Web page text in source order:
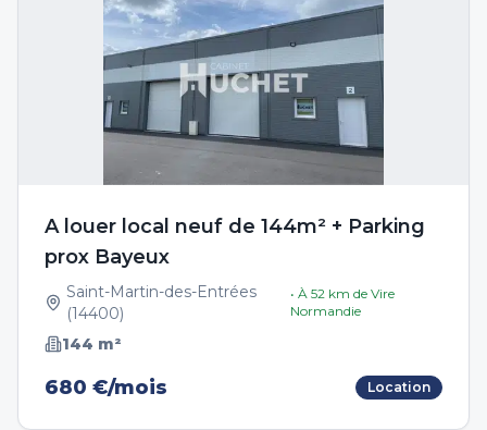
A louer local neuf de 144m² + Parking
prox Bayeux
Saint-Martin-des-Entrées
(14400)
• À52 km deVire
Normandie
144 m²
680 €/mois Location